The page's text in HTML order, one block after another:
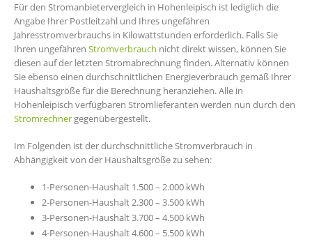
Für den Stromanbietervergleich in Hohenleipisch ist lediglich die
Angabe Ihrer Postleitzahl und Ihres ungefähren
Jahresstromverbrauchs in Kilowattstunden erforderlich. Falls Sie
Ihren ungefähren Stromverbrauch nicht direkt wissen, können Sie
diesen auf der letzten Stromabrechnung finden. Alternativ können
Sie ebenso einen durchschnittlichen Energieverbrauch gemäß Ihrer
Haushaltsgröße für die Berechnung heranziehen. Alle in
Hohenleipisch verfügbaren Stromlieferanten werden nun durch den
Stromrechner gegenübergestellt.
Im Folgenden ist der durchschnittliche Stromverbrauch in
Abhängigkeit von der Haushaltsgröße zu sehen:
1-Personen-Haushalt 1.500 – 2.000 kWh
2-Personen-Haushalt 2.300 – 3.500 kWh
3-Personen-Haushalt 3.700 – 4.500 kWh
4-Personen-Haushalt 4.600 – 5.500 kWh